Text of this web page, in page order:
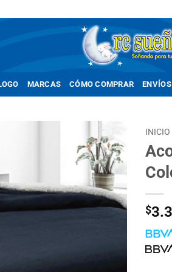
MARCAS CÓMO COMPRAR ENVÍOS
Añadir
a la
lista de
deseos
INICIO
$